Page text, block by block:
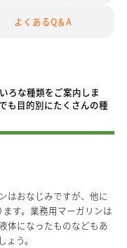
よくあるQ＆A
ろな種類をご案内しま
も目的別にたくさんの種
はおなじみですが、他に
ます。業務用マーガリンは
体になったものなどもあ
う。